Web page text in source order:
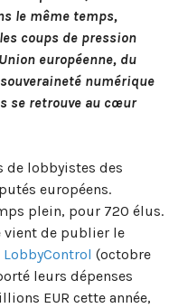
le même temps,
coups de pression
européenne, du
souveraineté numérique
se retrouve au cœur
de lobbyistes des
européens.
plein, pour 720 élus.
vient de publier le
(octobre
leurs dépenses
EUR cette année,